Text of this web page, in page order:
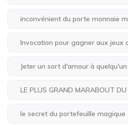
inconvénient du porte monnaie
Invocation pour gagner aux jeux
Jeter un sort d'amour à
LE PLUS GRAND MARABOUT DU
le secret du portefeuille magique